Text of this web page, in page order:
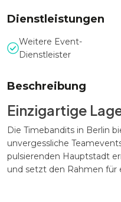
Dienstleistungen
Weitere Event-
Dienstleister
Beschreibung
Einzigartige
Die Timebandits in Berlin
unvergessliche
pulsierenden Hauptstadt
und setzt den Rahmen für